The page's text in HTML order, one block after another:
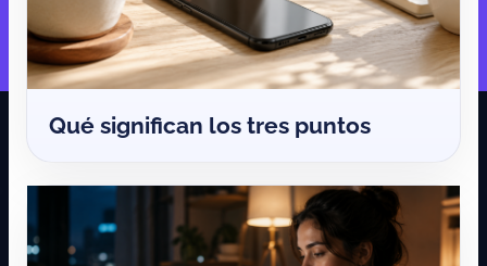
Qué significan los tres puntos